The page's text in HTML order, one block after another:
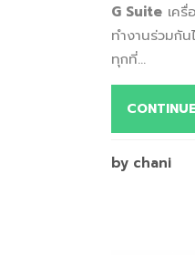
G Suite เค
ทำงานร่วมกัน
ทุกที่...
by chani